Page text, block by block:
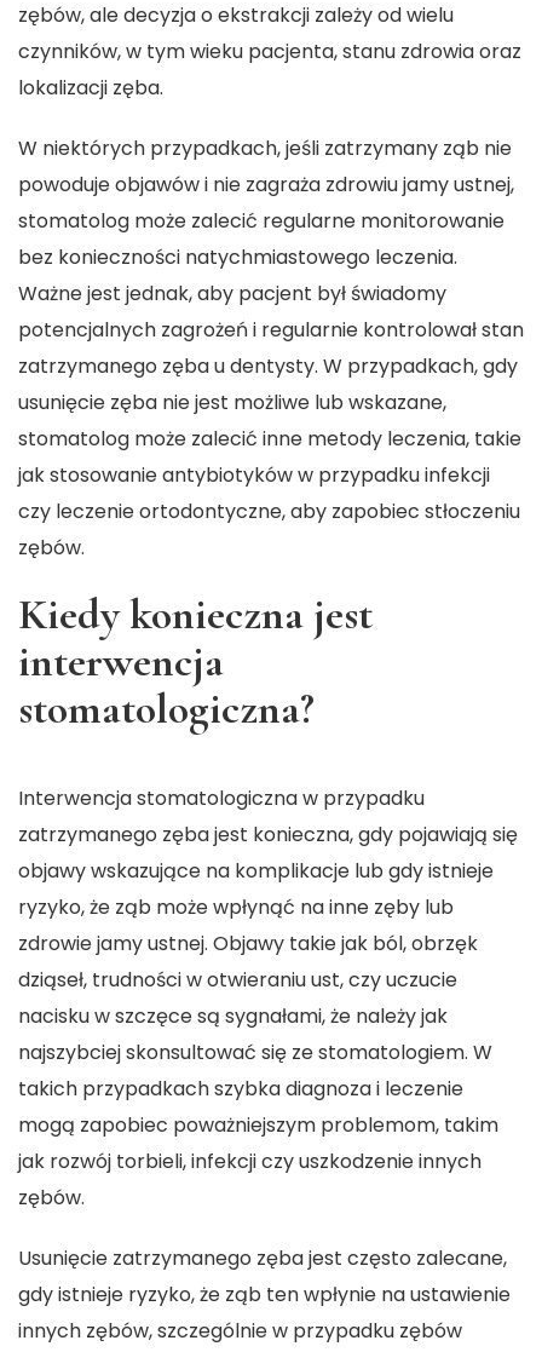
zębów, ale decyzja o ekstrakcji zależy od wielu
czynników, w tym wieku pacjenta, stanu zdrowia oraz
lokalizacji zęba.
W niektórych przypadkach, jeśli zatrzymany ząb nie
powoduje objawów i nie zagraża zdrowiu jamy ustnej,
stomatolog może zalecić regularne monitorowanie
bez konieczności natychmiastowego leczenia.
Ważne jest jednak, aby pacjent był świadomy
potencjalnych zagrożeń i regularnie kontrolował stan
zatrzymanego zęba u dentysty. W przypadkach, gdy
usunięcie zęba nie jest możliwe lub wskazane,
stomatolog może zalecić inne metody leczenia, takie
jak stosowanie antybiotyków w przypadku infekcji
czy leczenie ortodontyczne, aby zapobiec stłoczeniu
zębów.
Kiedy konieczna jest
interwencja
stomatologiczna?
Interwencja stomatologiczna w przypadku
zatrzymanego zęba jest konieczna, gdy pojawiają się
objawy wskazujące na komplikacje lub gdy istnieje
ryzyko, że ząb może wpłynąć na inne zęby lub
zdrowie jamy ustnej. Objawy takie jak ból, obrzęk
dziąseł, trudności w otwieraniu ust, czy uczucie
nacisku w szczęce są sygnałami, że należy jak
najszybciej skonsultować się ze stomatologiem. W
takich przypadkach szybka diagnoza i leczenie
mogą zapobiec poważniejszym problemom, takim
jak rozwój torbieli, infekcji czy uszkodzenie innych
zębów.
Usunięcie zatrzymanego zęba jest często zalecane,
gdy istnieje ryzyko, że ząb ten wpłynie na ustawienie
innych zębów, szczególnie w przypadku zębów